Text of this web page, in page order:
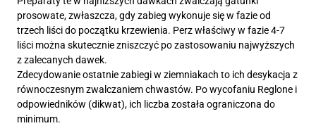
prosowate, zwłaszcza, gdy zabieg wykonuje się w fazie od
trzech liści do początku krzewienia. Perz właściwy w fazie 4-7
liści można skutecznie zniszczyć po zastosowaniu najwyższych
z zalecanych dawek.
Zdecydowanie ostatnie zabiegi w ziemniakach to ich desykacja z
równoczesnym zwalczaniem chwastów. Po wycofaniu Reglone i
odpowiedników (dikwat), ich liczba została ograniczona do
minimum.